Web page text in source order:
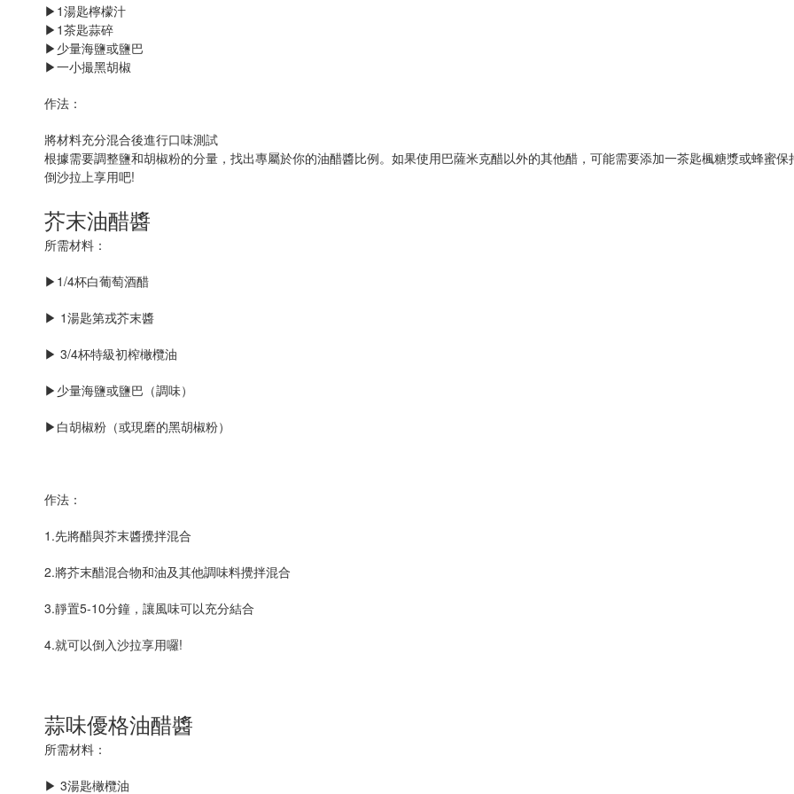
▶1湯匙檸檬汁
▶1茶匙蒜碎
▶少量海鹽或鹽巴
▶一小撮黑胡椒
作法：
將材料充分混合後進行口味測試
根據需要調整鹽和胡椒粉的分量，找出專屬於你的油醋醬比例。如果使用巴薩米克醋以外的其他醋，可能需要添加一茶匙楓糖漿或蜂蜜保
倒沙拉上享用吧!
芥末油醋醬
所需材料：
▶ 1/4杯白葡萄酒醋
▶ 1湯匙第戎芥末醬
▶ 3/4杯特級初榨橄欖油
▶ 少量海鹽或鹽巴（調味）
▶ 白胡椒粉（或現磨的黑胡椒粉）
作法：
1.先將醋與芥末醬攪拌混合
2.將芥末醋混合物和油及其他調味料攪拌混合
3.靜置5-10分鐘，讓風味可以充分結合
4.就可以倒入沙拉享用囉!
蒜味優格油醋醬
所需材料：
▶ 3湯匙橄欖油